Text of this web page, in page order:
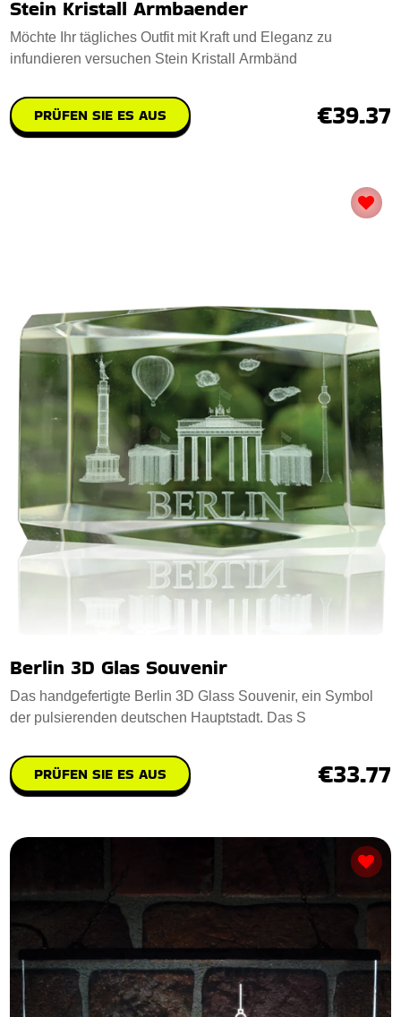
Stein Kristall Armbaender
Möchte Ihr tägliches Outfit mit Kraft und Eleganz zu
infundieren versuchen Stein Kristall Armbänd
PRÜFEN SIE ES AUS €39.37
Berlin 3D Glas Souvenir
Das handgefertigte Berlin 3D Glass Souvenir, ein Symbol
der pulsierenden deutschen Hauptstadt. Das S
PRÜFEN SIE ES AUS €33.77